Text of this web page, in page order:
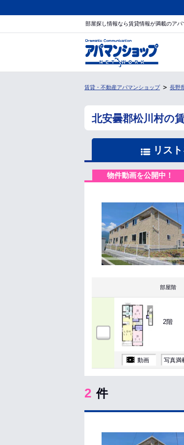
部屋探し情報なら賃貸情報が満載のア
賃貸・不動産アパマンショップ 長野
北安曇郡松川村の
リス
物件動画を公開中！
部屋階
2階
動画 写真満
2 件